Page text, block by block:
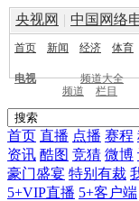
央视网 | 中国网络
首页 新闻 经济 体育
电视 频道大全
频道
栏目
首页 直播 点播 赛程
资讯 酷图 竞猜 微博
豪门盛宴 特别有裁
5+VIP直播 5+客户端